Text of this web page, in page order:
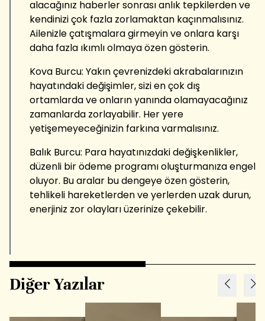
alacağınız haberler sonrası anlık tepkilerden ve
kendinizi çok fazla zorlamaktan kaçınmalısınız.
Ailenizle çatışmalara girmeyin ve onlara karşı
daha fazla ıkımlı olmaya özen gösterin.
Kova Burcu: Yakın çevrenizdeki akrabalarınızın
hayatındaki değişimler, sizi en çok dış
ortamlarda ve onların yanında olamayacağınız
zamanlarda zorlayabilir. Her yere
yetişemeyeceğinizin farkına varmalısınız.
Balık Burcu: Para hayatınızdaki değişkenlikler,
düzenli bir ödeme programı oluşturmanıza engel
oluyor. Bu aralar bu dengeye özen gösterin,
tehlikeli hareketlerden ve yerlerden uzak durun,
enerjiniz zor olayları üzerinize çekebilir.
Diğer Yazılar